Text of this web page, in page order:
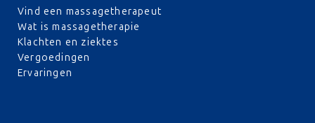
Vind een massagetherapeut
Wat is massagetherapie
Klachten en ziektes
Vergoedingen
Ervaringen